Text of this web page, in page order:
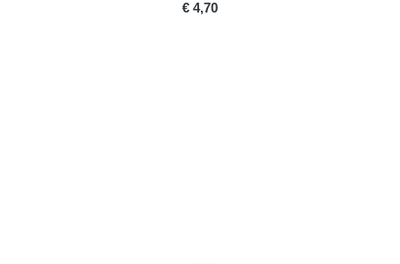
PRICE
€ 4,70